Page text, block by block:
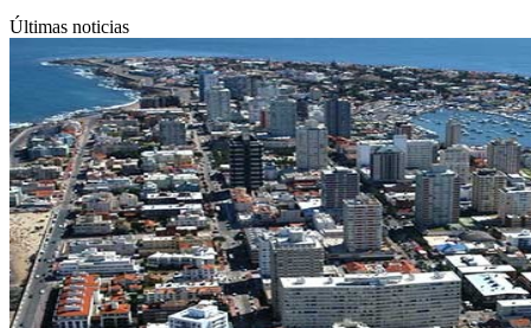
Últimas noticias